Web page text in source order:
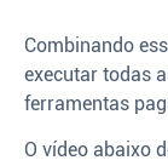
Combinando
executar todas
ferramentas
O vídeo abaixo